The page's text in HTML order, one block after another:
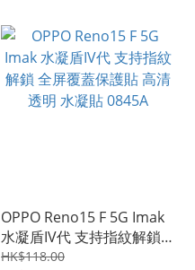
OPPO Reno15 F 5G Imak
水凝盾IV代 支持指紋解鎖
全屏覆蓋保護貼 高清透明
HK$118.00